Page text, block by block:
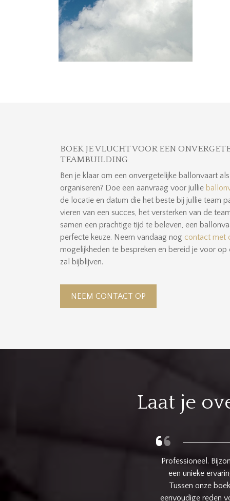
BOEK JE VLUCHT VOOR EEN
TEAMBUILDING
Ben je klaar om een onvergetelijke ballonvaart
organiseren? Doe een aanvraag voor jullie
de locatie en datum die het beste bij jullie team
vieren van een succes, het versterken van de
samen een prachtige tijd te beleven, een
perfecte keuze. Neem vandaag nog contact met
mogelijkheden te bespreken en bereid je voor op
zal bijblijven.
NEEM CONTACT OP
Laat je
Samen met de
zorgde